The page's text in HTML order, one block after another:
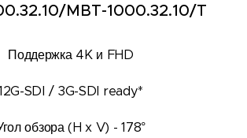
MBT-1000.32.10/T
Поддержка 4K и FHD
SDI / 3G-SDI ready*
обзора (H x V) - 178°